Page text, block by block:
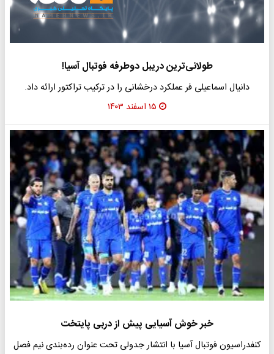
طولانی‌ترین دریبل دوطرفه فوتبال آسیا!
دانیال اسماعیلی فر عملکرد درخشانی را در ترکیب تراکتور ارائه داد.
۱۵ اسفند ۱۴۰۳
خبر خوش آسیایی پیش از دربی پایتخت
کنفدراسیون فوتبال آسیا با انتشار جدولی تحت عنوان رده‌بندی نیم فصل